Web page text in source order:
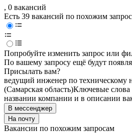
, 0 вакансий
Есть 39 вакансий по похожим
Попробуйте изменить запрос или
По вашему запросу ещё будут
Присылать вам?
ведущий инженер по техническому
(Самарская область)Ключевые слова
названии компании и в описании
В мессенджер
На почту
Вакансии по похожим запросам